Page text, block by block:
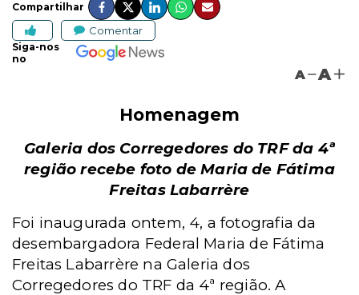
Compartilhar
Comentar
Siga-nos
no
A A
Homenagem
Galeria dos Corregedores do TRF da 4ª
região recebe foto de Maria de Fátima
Freitas Labarrère
Foi inaugurada ontem, 4, a fotografia da
desembargadora Federal Maria de Fátima
Freitas Labarrère na Galeria dos
Corregedores do TRF da 4ª região. A